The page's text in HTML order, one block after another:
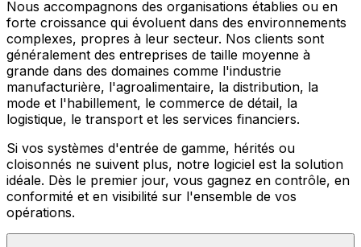
Nous accompagnons des organisations établies ou en
forte croissance qui évoluent dans des environnements
complexes, propres à leur secteur. Nos clients sont
généralement des entreprises de taille moyenne à
grande dans des domaines comme l'industrie
manufacturière, l'agroalimentaire, la distribution, la
mode et l'habillement, le commerce de détail, la
logistique, le transport et les services financiers.
Si vos systèmes d'entrée de gamme, hérités ou
cloisonnés ne suivent plus, notre logiciel est la solution
idéale. Dès le premier jour, vous gagnez en contrôle, en
conformité et en visibilité sur l'ensemble de vos
opérations.